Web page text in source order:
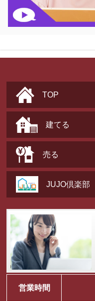
TOP
建てる
売る
JUJO倶楽部
営業時間